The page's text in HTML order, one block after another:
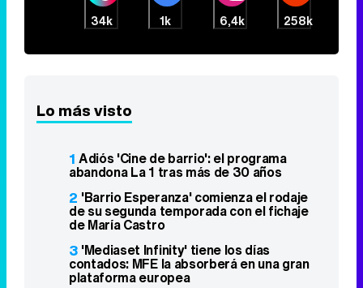
34k 1k 6,4k 258k
Lo más visto
1 Adiós 'Cine de barrio': el programa
abandona La 1 tras más de 30 años
2 'Barrio Esperanza' comienza el rodaje
de su segunda temporada con el fichaje
de María Castro
3 'Mediaset Infinity' tiene los días
contados: MFE la absorberá en una gran
plataforma europea